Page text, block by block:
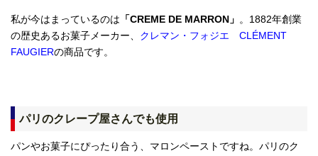
私が今はまっているのは 「CREME DE MARRON」 。1882年創業
の歴史あるお菓子メーカー、 クレマン・フォジエ CLÉMENT
FAUGIERの商品です。
パリのクレープ屋さんでも使用
パンやお菓子にぴったり合う、マロンペーストですね。パリのク